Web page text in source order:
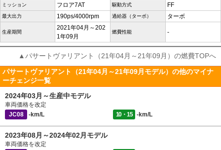
ミッション フロア7AT 駆動方式 FF
最大出力 190ps/4000rpm 過給器（ターボ） ターボ
生産期間
2021年04月～202
1年09月
燃費性能 -
▲パサートヴァリアント（21年04月～21年09月）の燃費TOPへ
パサートヴァリアント（21年04月～21年09月モデル）の他のマイナ
ーチェンジ一覧
2024年03月～生産中モデル
車両価格を改定
JC08
-km/L 10・15 -km/L
2023年08月～2024年02月モデル
車両価格を改定